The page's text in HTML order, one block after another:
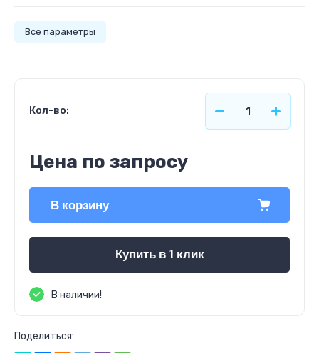
Все параметры
Кол-во:
Цена по запросу
В корзину
Купить в 1 клик
В наличии!
Поделиться: